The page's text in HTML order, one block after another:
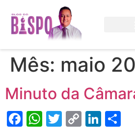
Mês: maio
Minuto da
Facebook
WhatsApp
Twitter
Copy